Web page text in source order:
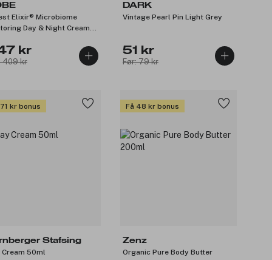
Elixir® Microbiome
Day & Night Cream
kr
409 kr
DARK
Vintage Pearl Pin Light Grey
51 kr
Før: 79 kr
kr bonus
Stafsing
Cream 50ml
Få 48 kr bonus
Zenz
Organic Pure Body Butter